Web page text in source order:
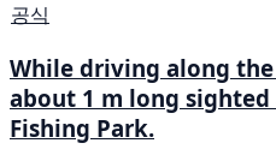
공식
While driving along
about 1 m long
Fishing Park.